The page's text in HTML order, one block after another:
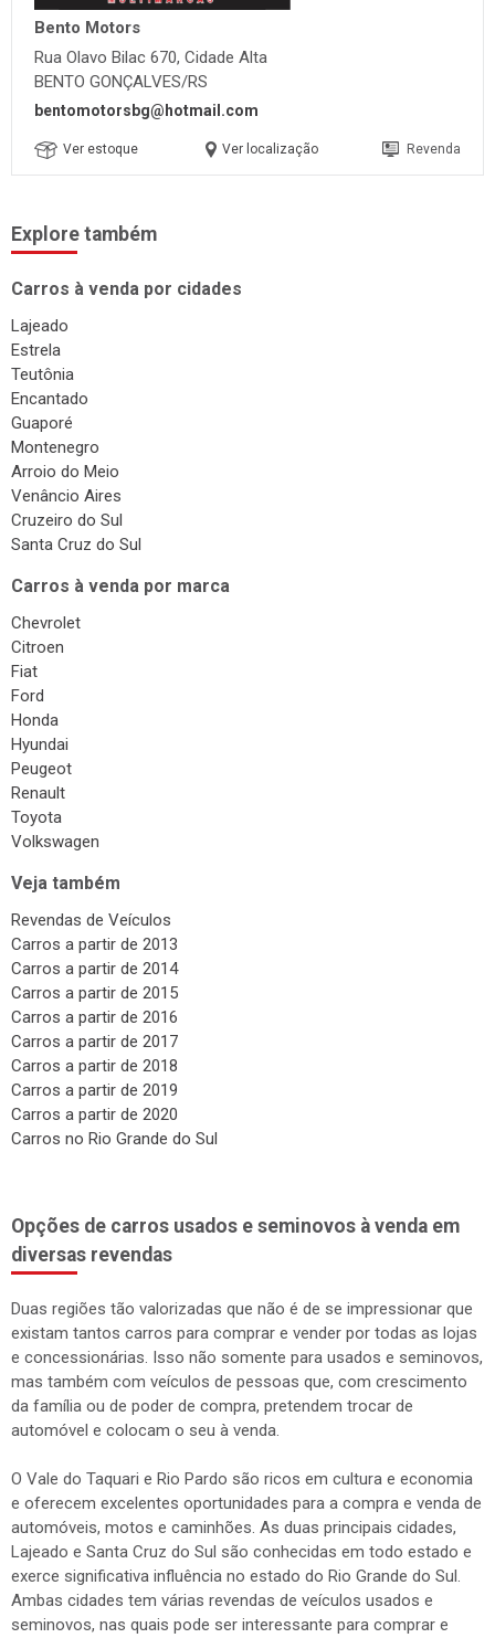
Bento Motors
Rua Olavo Bilac 670, Cidade Alta
BENTO GONÇALVES/RS
bentomotorsbg@hotmail.com
Ver estoque Ver localização Revenda
Explore também
Carros à venda por cidades
Lajeado
Estrela
Teutônia
Encantado
Guaporé
Montenegro
Arroio do Meio
Venâncio Aires
Cruzeiro do Sul
Santa Cruz do Sul
Carros à venda por marca
Chevrolet
Citroen
Fiat
Ford
Honda
Hyundai
Peugeot
Renault
Toyota
Volkswagen
Veja também
Revendas de Veículos
Carros a partir de 2013
Carros a partir de 2014
Carros a partir de 2015
Carros a partir de 2016
Carros a partir de 2017
Carros a partir de 2018
Carros a partir de 2019
Carros a partir de 2020
Carros no Rio Grande do Sul
Opções de carros usados e seminovos à venda em
diversas revendas
Duas regiões tão valorizadas que não é de se impressionar que
existam tantos carros para comprar e vender por todas as lojas
e concessionárias. Isso não somente para usados e seminovos,
mas também com veículos de pessoas que, com crescimento
da família ou de poder de compra, pretendem trocar de
automóvel e colocam o seu à venda.
O Vale do Taquari e Rio Pardo são ricos em cultura e economia
e oferecem excelentes oportunidades para a compra e venda de
automóveis, motos e caminhões. As duas principais cidades,
Lajeado e Santa Cruz do Sul são conhecidas em todo estado e
exerce significativa influência no estado do Rio Grande do Sul.
Ambas cidades tem várias revendas de veículos usados e
seminovos, nas quais pode ser interessante para comprar e